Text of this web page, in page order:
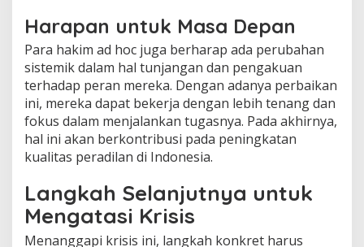
Harapan untuk Masa Depan
Para hakim ad hoc juga berharap ada perubahan
sistemik dalam hal tunjangan dan pengakuan
terhadap peran mereka. Dengan adanya perbaikan
ini, mereka dapat bekerja dengan lebih tenang dan
fokus dalam menjalankan tugasnya. Pada akhirnya,
hal ini akan berkontribusi pada peningkatan
kualitas peradilan di Indonesia.
Langkah Selanjutnya untuk
Mengatasi Krisis
Menanggapi krisis ini, langkah konkret harus